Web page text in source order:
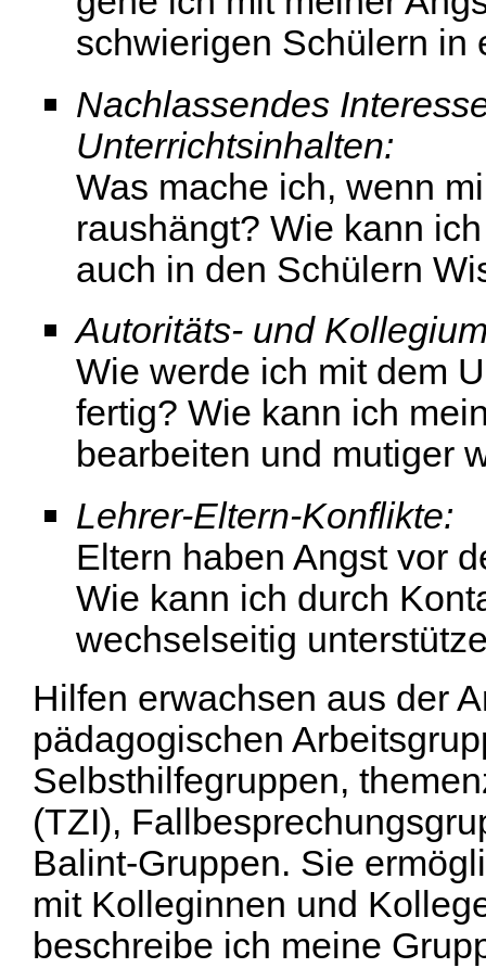
schwierigen Schülern in
Nachlassendes
Unterrichtsinhalten:
Was mache ich, wenn
raushängt? Wie kann
auch in den Schülern
Autoritäts- und
Wie werde ich mit dem
fertig? Wie kann ich
bearbeiten und mutiger
Lehrer-Eltern-Konflikte:
Eltern haben Angst vor
Wie kann ich durch
wechselseitig
Hilfen erwachsen aus der
pädagogischen
Selbsthilfegruppen,
(TZI),
Balint-Gruppen. Sie
mit Kolleginnen und
beschreibe ich meine